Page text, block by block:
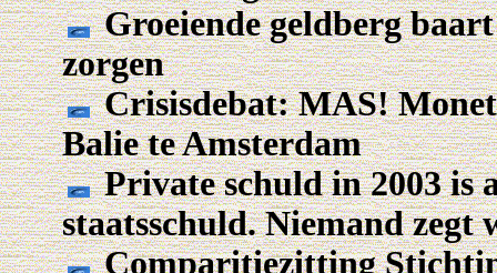
Groeiende geldberg
zorgen
Crisisdebat: MAS!
Balie te Amsterdam
Private schuld in 2003 is
staatsschuld. Niemand zegt
Comparitiezitting